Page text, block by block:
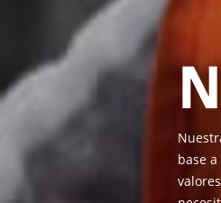
base